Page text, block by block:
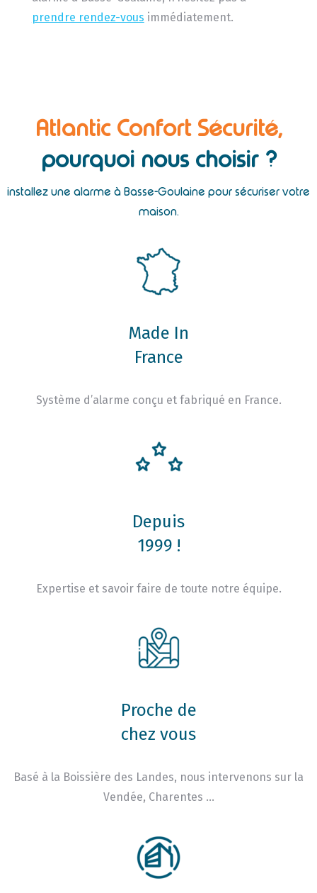
prendre rendez-vous immédiatement.
Atlantic Confort Sécurité,
pourquoi nous choisir ?
installez une alarme à Basse-Goulaine pour sécuriser votre
maison.
Made In
France
Système d’alarme conçu et fabriqué en France.
Depuis
1999 !
Expertise et savoir faire de toute notre équipe.
Proche de
chez vous
Basé à la Boissière des Landes, nous intervenons sur la
Vendée, Charentes …